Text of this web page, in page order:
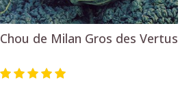
Chou de Milan Gros des Vertus